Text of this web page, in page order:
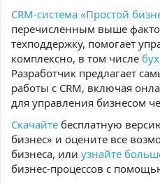
CRM-система «Простой
перечисленным выше
техподдержку, помогает
комплексно, в том числе
Разработчик предлагает
работы с CRM, включая
для управления бизнесом
Скачайте бесплатную
бизнес» и оцените все
бизнеса, или узнайте
бизнес-процессов с